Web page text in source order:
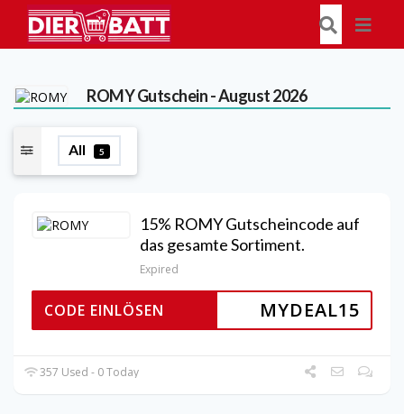
ROMYGutschein - August 2026
All 5
15% ROMY Gutscheincode auf
das gesamte Sortiment.
Expired
MYDEAL15
CODE EINLÖSEN
357 Used - 0 Today